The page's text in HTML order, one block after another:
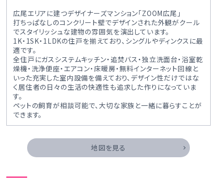
広尾エリアに建つデザイナーズマンション「ZOOM広尾」
打ちっぱなしのコンクリート壁でデザインされた外観がクール
でスタイリッシュな建物の雰囲気を演出しています。
1K・1SK・1LDKの住戸を揃えており、シングルやディンクスに最
適です。
全住戸にガスシステムキッチン・追焚バス・独立洗面台・浴室乾
燥機・洗浄便座・エアコン・床暖房・無料インターネット回線と
いった充実した室内設備を備えており、デザイン性だけではな
く居住者の日々の生活の快適性も追求した作りになっていま
す。
ペットの飼育が相談可能で、大切な家族と一緒に暮らすことが
できます。
地図を見る